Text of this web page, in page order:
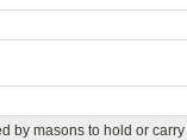
by masons to hold or